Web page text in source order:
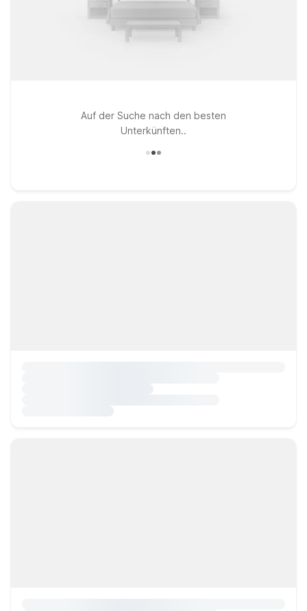
Auf der Suche nach den besten
Unterkünften..